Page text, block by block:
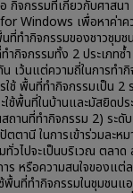
กิจกรรมที่เกี่ยวกับศาสนา
for Windows เพื่อหาค่าค
ที่ทำกิจกรรมของชาวชุม
ำกิจกรรมทั้ง 2 ประเภทซ้
เว้นแต่ความถี่ในการทำ
ช้ พื้นที่ทำกิจกรรมเป็น 2
ช้พื้นที่ในบ้านและมัสยิดปร
ถานที่ทำกิจกรรม 2) ระดั
ตานี ในการเข้าร่วมละห
วไปจะเป็นบริเวณ ตลาด
ร หรือความสนใจของแต่
พื้นที่ทำกิจกรรมในชุมชนแ